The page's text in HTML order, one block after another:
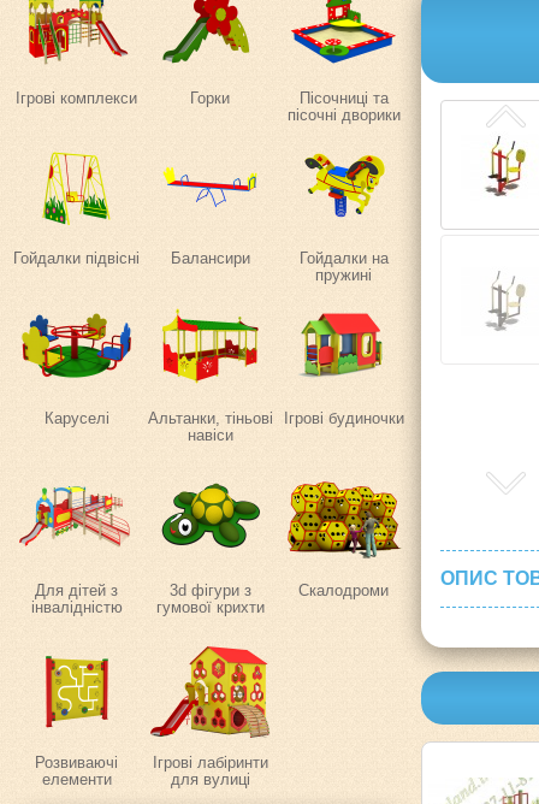
Ігрові комплекси Горки
Пісочниці та
пісочні дворики
Гойдалки підвісні Балансири
Гойдалки на
пружині
Каруселі
Альтанки, тіньові
навіси
Ігрові будиночки
Для дітей з
інвалідністю
3d фігури з
гумової крихти
Скалодроми
Розвиваючі
елементи
Ігрові лабіринти
для вулиці
ОПИС